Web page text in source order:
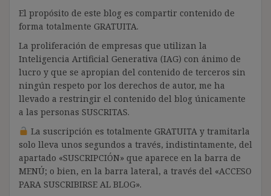
El propósito de este blog es compartir contenido de
forma totalmente GRATUITA.
La proliferación de empresas que utilizan la
Inteligencia Artificial Generativa (IAG) con ánimo de
lucro y que se apropian del contenido de terceros sin
ningún respeto por los derechos de autor, me ha
llevado a restringir el contenido del blog únicamente
a las personas SUSCRITAS.
La suscripción es totalmente GRATUITA y tramitarla
solo lleva unos segundos a través, indistintamente, del
apartado «SUSCRIPCIÓN» que aparece en la barra de
MENÚ; o bien, en la barra lateral, a través del «ACCESO
PARA SUSCRIBIRSE AL BLOG».